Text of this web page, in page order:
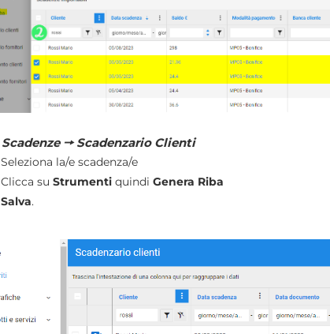
Scadenze 🠖 Scadenzario Clienti
Seleziona la/e scadenza/e
Clicca su Strumentiquindi Genera Riba
Salva.